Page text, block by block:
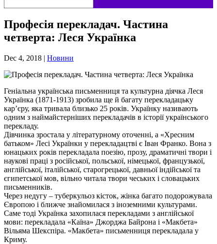
Професія перекладач. Частина
четверта: Леся Українка
Dec 4, 2018 | Новини
Геніальна українська письменниця та культурна діячка Леся
Українка (1871-1913) зробила ще й багату перекладацьку
кар’єру, яка тривала близько 25 років. Українку називають
одним з наймайстерніших перекладачів в історії українського
перекладу.
Дівчинка зростала у літературному оточенні, а «Хресним
батьком» Лесі Українки у перекладацтві є Іван Франко. Вона з
юнацьких років перекладала поезію, прозу, драматичні твори і
наукові праці з російської, польської, німецької, французької,
англійської, італійської, старогрецької, давньої індійської та
єгипетської мов, вільно читала твори чеських і словацьких
письменників.
Через недугу – туберкульоз кісток, жінка багато подорожувала
Європою і ближче знайомилася з іноземними культурами.
Саме тоді Українка захопилася перекладами з англійської
мови: перекладала «Каїна» Джорджа Байрона і «Макбета»
Вільяма Шекспіра. «Макбета» письменниця перекладала у
Криму.